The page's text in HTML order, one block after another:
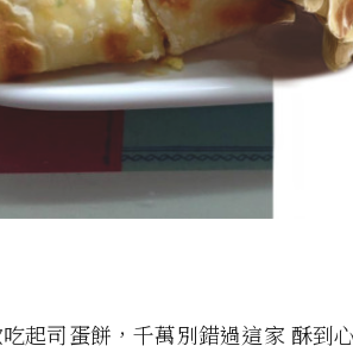
起司蛋餅，千萬別錯過這家 酥到